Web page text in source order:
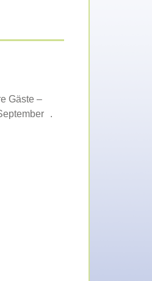
Gäste –
.